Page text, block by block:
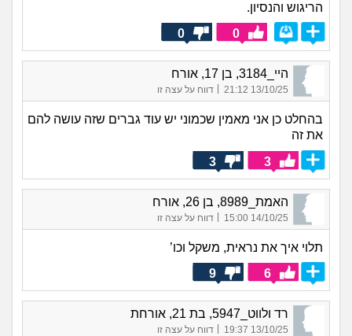
הריגוש והנסיון.
0
0
היי_3184, בן 17, אורח
13/10/25 21:12 דווח על עצה זו
בהחלט כן אני מאמין שכמוני יש עוד גברים שזה עושה להם
את זה
3
3
האמת_8989, בן 26, אורח
14/10/25 15:00
| דווח על עצה זו
תלוי איך את נראית, משקל וכו’
6
9
רד ולווט_5947, בת 21, אורחת
13/10/25 19:37
| דווח על עצה זו